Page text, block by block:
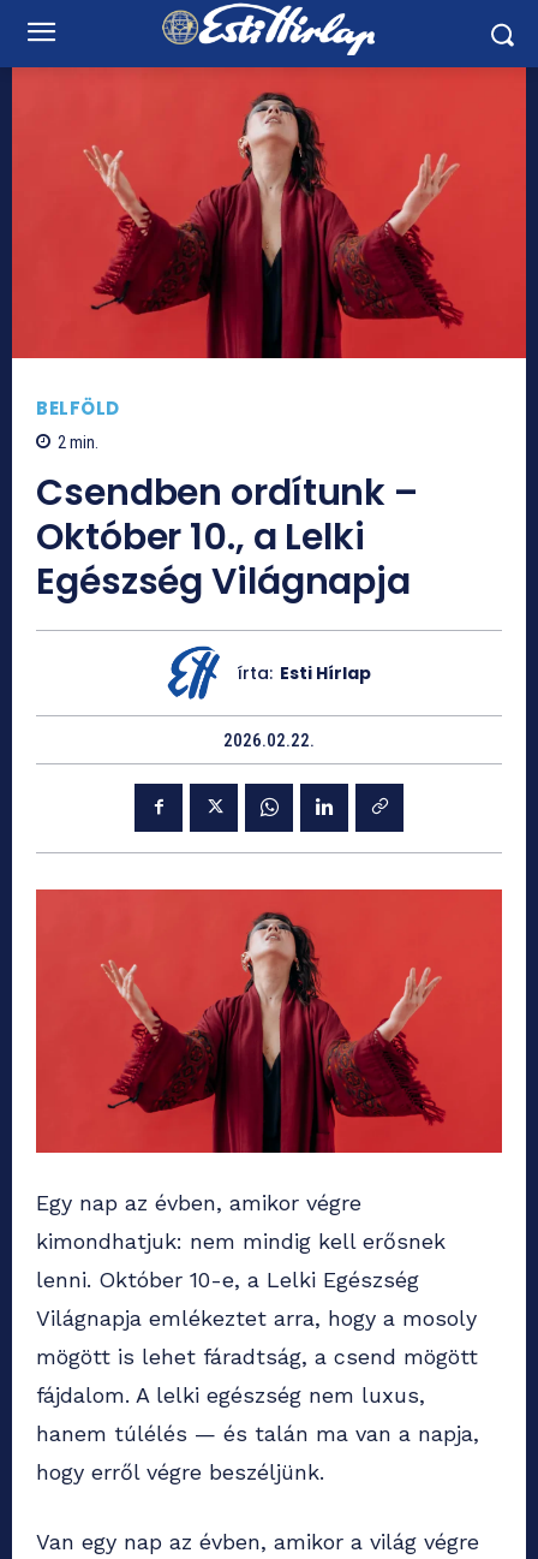
BELFÖLD
2min.
Csendben ordítunk –
Október 10., a Lelki
Egészség Világnapja
írta: Esti Hírlap
2026.02.22.
Egy nap az évben, amikor végre
kimondhatjuk: nem mindig kell erősnek
lenni. Október 10-e, a Lelki Egészség
Világnapja emlékeztet arra, hogy a mosoly
mögött is lehet fáradtság, a csend mögött
fájdalom. A lelki egészség nem luxus,
hanem túlélés — és talán ma van a napja,
hogy erről végre beszéljünk.
Van egy nap az évben, amikor a világ végre